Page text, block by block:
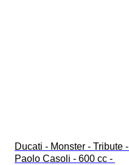
Ducati - Monster - Tribute -
Paolo Casoli - 600 cc -